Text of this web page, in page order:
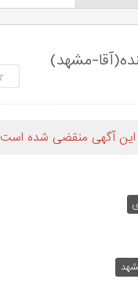
مشهد)
این آگهی منقضی شده است